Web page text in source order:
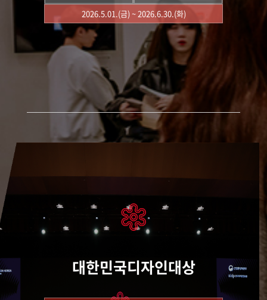
2026.5.01.(금) ~ 2026.6.30.(화)
대한민국디자인대상